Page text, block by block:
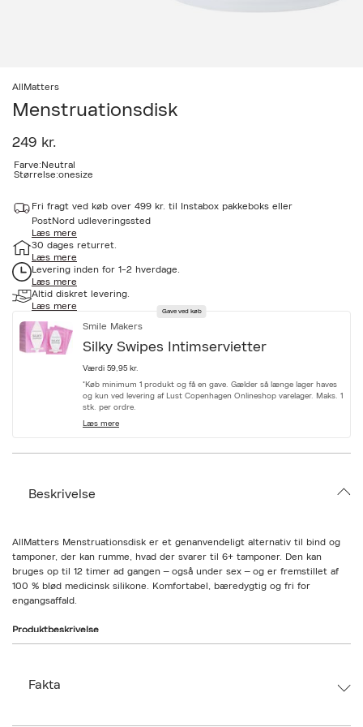
AllMatters
Menstruationsdisk
249 kr.
a
c
e
s
i
b
i
l
i
n
t
i
o
n
Farve:Neutral
Størrelse:onesize
Fri fragt ved køb over 499 kr. til Instabox pakkeboks eller
PostNord udleveringssted
Læs mere
30 dages returret.
Læs mere
Levering inden for 1-2 hverdage.
Læs mere
Altid diskret levering.
Læs mere
Gave ved køb
Smile Makers
Silky Swipes Intimservietter
Værdi 59,95 kr.
*Køb minimum 1 produkt og få en gave. Gælder så længe lager haves
og kun ved levering af Lust Copenhagen Onlineshop varelager. Maks. 1
stk. per ordre.
Læs mere
Beskrivelse
AllMatters Menstruationsdisk er et genanvendeligt alternativ til bind og
tamponer, der kan rumme, hvad der svarer til 6+ tamponer. Den kan
bruges op til 12 timer ad gangen – også under sex – og er fremstillet af
100 % blød medicinsk silikone. Komfortabel, bæredygtig og fri for
engangsaffald.
Produktbeskrivelse
AllMatters Menstruationsdisk er skabt til dig, der ønsker en mere
frihed til at bevæge dig, træne og endda have sex – helt uden besvær.
Fakta